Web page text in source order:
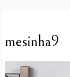
mesinha9